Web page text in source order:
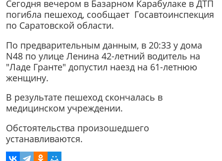
Сегодня вечером в Базарном Карабулаке в ДТП
погибла пешеход, сообщает Госавтоинспекция
по Саратовской области.
По предварительным данным, в 20:33 у дома
N48 по улице Ленина 42-летний водитель на
"Ладе Гранте" допустил наезд на 61-летнюю
женщину.
В результате пешеход скончалась в
медицинском учреждении.
Обстоятельства произошедшего
устанавливаются.